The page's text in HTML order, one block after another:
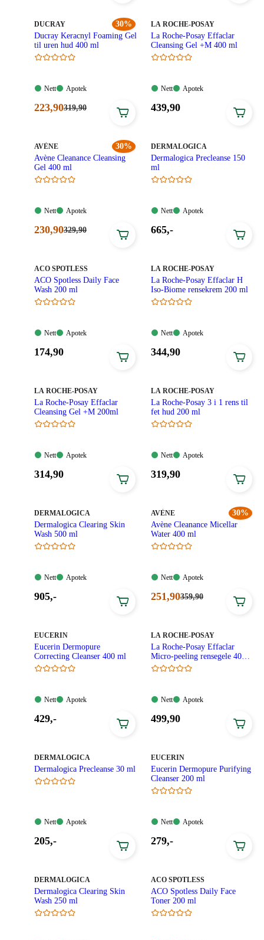
30%
MERKE:
DUCRAY
Ducray Keracnyl Foaming Gel
til uren hud 400 ml
Nett:
Nett
Apotek:
Apotek
Nåværende
kroner.
223,90Førpris:
319,90
MERKE:
LA ROCHE-POSAY
La Roche-Posay Effaclar
Cleansing Gel +M 400 ml
Nett:
Nett
Apotek:
Apotek
Pris:
439,90
30%
MERKE
AVÈNE
Avène Cleanance Cleansing
Gel 400 ml
Nett:
Nett
Apotek:
Apotek
Nåværende
kroner.
230,90Førpris:
329,90
MERKE:
DERMALOGICA
Dermalogica Precleanse 150
ml
Nett:
Nett
Apotek:
Apotek
Pris:
665,-
MERKE:
ACO SPOTLESS
ACO Spotless Daily Face
Wash 200 ml
Nett:
Nett
Apotek:
Apotek
Pris:
174,90
MERKE:
LA ROCHE-POSAY
La Roche-Posay Effaclar H
Iso-Biome rensekrem 200 ml
Nett:
Nett
Apotek:
Apotek
Pris:
344,90
MERKE:
LA ROCHE-POSAY
La Roche-Posay Effaclar
Cleansing Gel +M 200ml
Nett:
Nett
Apotek:
Apotek
Pris:
314,90
MERKE:
LA ROCHE-POSAY
La Roche-Posay 3 i 1 rens til
fet hud 200 ml
Nett:
Nett
Apotek:
Apotek
Pris:
319,90
MERKE:
DERMALOGICA
Dermalogica Clearing Skin
Wash 500 ml
Nett:
Nett
Apotek:
Apotek
Pris:
905,-
30%
MERKE
AVÈNE
Avène Cleanance Micellar
Water 400 ml
Nett:
Nett
Apotek:
Apotek
Nåværende
kroner.
251,90Førpris:
359,90
MERKE:
EUCERIN
Eucerin Dermopure
Correcting Cleanser 400 ml
Nett:
Nett
Apotek:
Apotek
Pris:
429,-
MERKE:
LA ROCHE-POSAY
La Roche-Posay Effaclar
Micro-peeling rensegele 400
ml
Nett:
Nett
Apotek:
Apotek
Pris:
499,90
MERKE:
DERMALOGICA
Dermalogica Precleanse 30 ml
Nett:
Nett
Apotek:
Apotek
Pris:
205,-
MERKE:
EUCERIN
Eucerin Dermopure Purifying
Cleanser 200 ml
Nett:
Nett
Apotek:
Apotek
Pris:
279,-
MERKE:
DERMALOGICA
Dermalogica Clearing Skin
Wash 250 ml
MERKE:
ACO SPOTLESS
ACO Spotless Daily Face
Toner 200 ml